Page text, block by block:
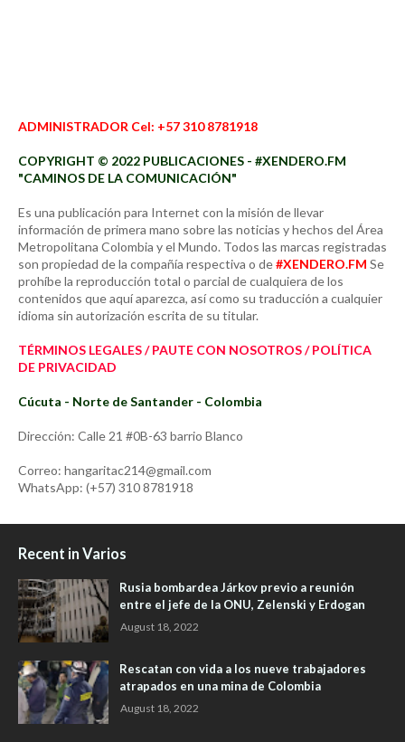
ADMINISTRADOR Cel: +57 310 8781918
COPYRIGHT © 2022 PUBLICACIONES - #XENDERO.FM
"CAMINOS DE LA COMUNICACIÓN"
Es una publicación para Internet con la misión de llevar
información de primera mano sobre las noticias y hechos del Área
Metropolitana Colombia y el Mundo. Todos las marcas registradas
son propiedad de la compañía respectiva o de#XENDERO.FM Se
prohíbe la reproducción total o parcial de cualquiera de los
contenidos que aquí aparezca, así como su traducción a cualquier
idioma sin autorización escrita de su titular.
TÉRMINOS LEGALES / PAUTE CON NOSOTROS / POLÍTICA
DE PRIVACIDAD
Cúcuta - Norte de Santander - Colombia
Dirección: Calle 21 #0B-63 barrio Blanco
Correo: hangaritac214@gmail.com
WhatsApp: (+57) 310 8781918
Recent in Varios
Rusia bombardea Járkov previo a reunión
entre el jefe de la ONU, Zelenski y Erdogan
August 18, 2022
Rescatan con vida a los nueve trabajadores
atrapados en una mina de Colombia
August 18, 2022